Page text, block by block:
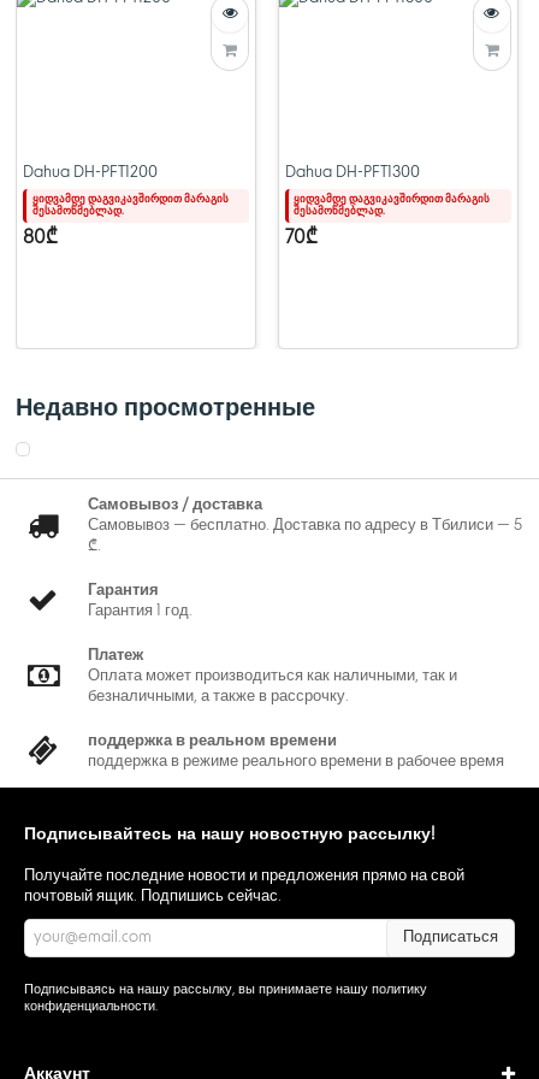
Дизайн — Маленький и легкий, удобный для переноски
Особенности — Поддержка нескольких чипов, что обеспечивает
Dahua DH-PFT1200
ყიდვამდე დაგვიკავშირდით მარაგის
შესამოწმებლად.
80₾
Dahua DH-PFT1300
ყიდვამდე დაგვიკავშირდით მარაგის
შესამოწმებლად.
70₾
Недавно просмотренные
Самовывоз / доставка
Самовывоз — бесплатно. Доставка по адресу в Тбилиси — 5
₾.
Гарантия
Гарантия 1 год.
Платеж
Оплата может производиться как наличными, так и
безналичными, а также в рассрочку.
поддержка в реальном времени
поддержка в режиме реального времени в рабочее время
Подписывайтесь на нашу новостную рассылку!
Получайте последние новости и предложения прямо на свой
почтовый ящик. Подпишись сейчас.
Подписаться
Подписываясь на нашу рассылку, вы принимаете нашу политику
конфиденциальности
Аккаунт